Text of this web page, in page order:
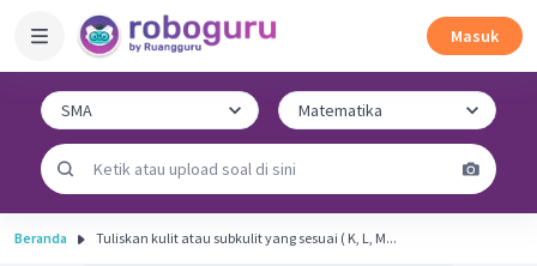
Masuk
Beranda Tuliskan kulit atau subkulit yang sesuai ( K, L, M...